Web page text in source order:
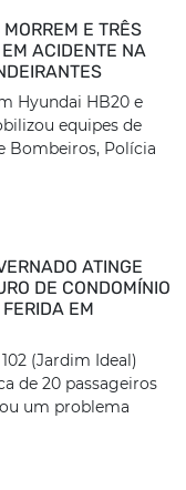
E TRÊS
ACIDENTE NA
Hyundai HB20 e
equipes de
Bombeiros, Polícia
ATINGE
DE CONDOMÍNIO
EM
(Jardim Ideal)
de 20 passageiros
um problema